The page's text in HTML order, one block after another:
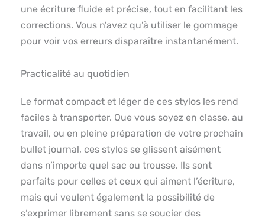
une écriture fluide et précise, tout en facilitant les
corrections. Vous n’avez qu’à utiliser le gommage
pour voir vos erreurs disparaître instantanément.
Practicalité au quotidien
Le format compact et léger de ces stylos les rend
faciles à transporter. Que vous soyez en classe, au
travail, ou en pleine préparation de votre prochain
bullet journal, ces stylos se glissent aisément
dans n’importe quel sac ou trousse. Ils sont
parfaits pour celles et ceux qui aiment l’écriture,
mais qui veulent également la possibilité de
s’exprimer librement sans se soucier des